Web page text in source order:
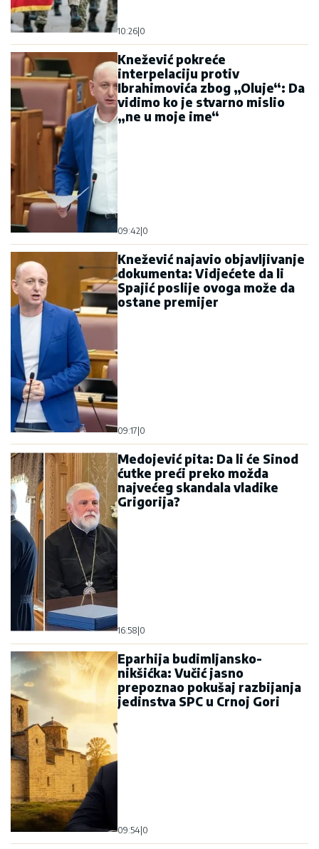
10:26|0
Knežević pokreće
interpelaciju protiv
Ibrahimovića zbog „Oluje“: Da
vidimo ko je stvarno mislio
„ne u moje ime“
09:42|0
Knežević najavio objavljivanje
dokumenta: Vidjećete da li
Spajić poslije ovoga može da
ostane premijer
09:17|0
Medojević pita: Da li će Sinod
ćutke preći preko možda
najvećeg skandala vladike
Grigorija?
16:58|0
Eparhija budimljansko-
nikšićka: Vučić jasno
prepoznao pokušaj razbijanja
jedinstva SPC u Crnoj Gori
09:54|0